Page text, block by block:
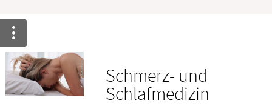
Ratgeber
Krankheiten & Therapie
ELTERN UND KIND
Schmerz- und
Schlafmedizin